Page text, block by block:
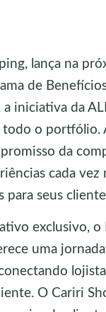
lança na
de
iniciativa da
todo o portfólio.
da
cada vez
para seus
exclusivo, o
uma
O Cariri